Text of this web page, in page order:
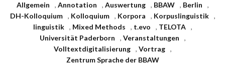
Allgemein , Annotation , Auswertung , BBAW , Berlin
,
DH-Kolloquium
, Kolloquium , Korpora , Korpuslinguistik
,
linguistik
, Mixed Methods , t.evo , TELOTA
,
Universität Paderborn
, Veranstaltungen
,
Volltextdigitalisierung
, Vortrag
,
Zentrum Sprache der BBAW